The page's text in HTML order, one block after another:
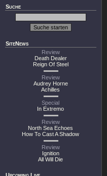
Suche
SiteNews
Review
Death Dealer
Reign Of Steel
Review
Audrey Horne
Achilles
Special
In Extremo
Review
North Sea Echoes
How To Cast A Shadow
Review
Ignition
All Will Die